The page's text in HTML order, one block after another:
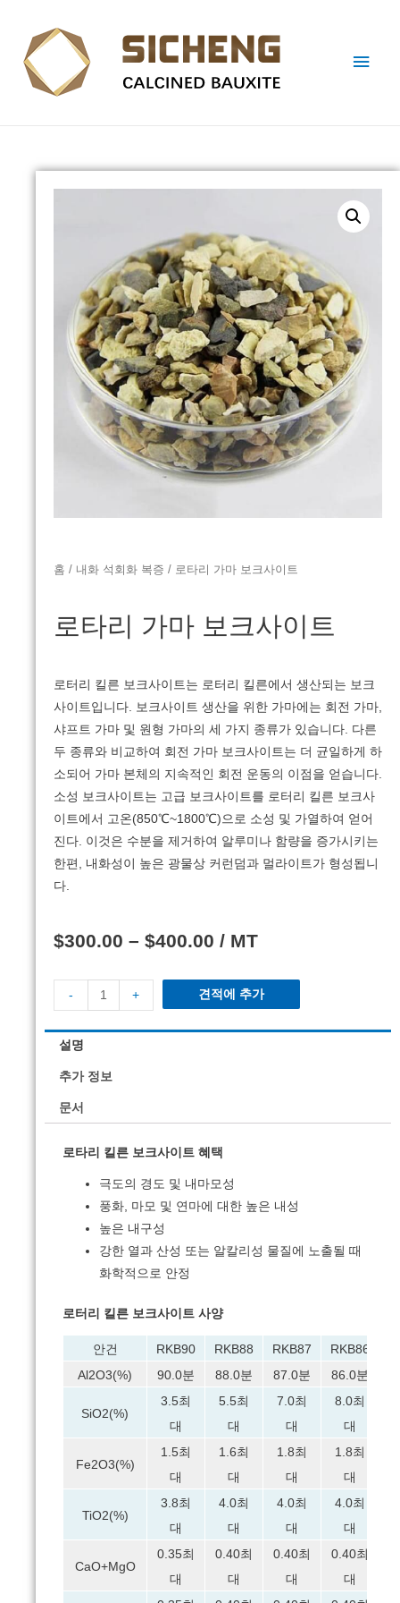
홈 / 내화 석회화 복증 / 로타리 가마 보크사이트
로타리 가마 보크사이트
로터리 킬른 보크사이트는 로터리 킬른에서 생산되는 보크
사이트입니다.
보크사이트 생산을 위한 가마에는 회전 가마,
샤프트 가마 및 원형 가마의 세 가지 종류가 있습니다. 다른
두 종류와 비교하여 회전 가마 보크사이트는 더 균일하게 하
소되어 가마 본체의 지속적인 회전 운동의 이점을 얻습니다.
소성 보크사이트는 고급 보크사이트를 로터리 킬른 보크사
이트에서 고온(850℃~1800℃)으로 소성 및 가열하여 얻어
진다. 이것은 수분을 제거하여 알루미나 함량을 증가시키는
한편, 내화성이 높은 광물상 커런덤과 멀라이트가 형성됩니
다.
$300.00 – $400.00 / MT
- + 견적에 추가
설명
추가 정보
문서
로타리 킬른 보크사이트 혜택
극도의 경도 및 내마모성
풍화, 마모 및 연마에 대한 높은 내성
높은 내구성
강한 열과 산성 또는 알칼리성 물질에 노출될 때
화학적으로 안정
로터리 킬른 보크사이트 사양
안건 RKB90 RKB88 RKB87 RKB86
Al2O3(%)
90.0분 88.0분 87.0분 86.0분
SiO2(%)
3.5최
대
5.5최
대
7.0최
대
8.0최
대
Fe2O3(%)
1.5최
대
1.6최
대
1.8최
대
1.8최
대
TiO2(%)
3.8최
대
4.0최
대
4.0최
대
4.0최
대
CaO+MgO
0.35최
대
0.40최
대
0.40최
대
0.40최
대